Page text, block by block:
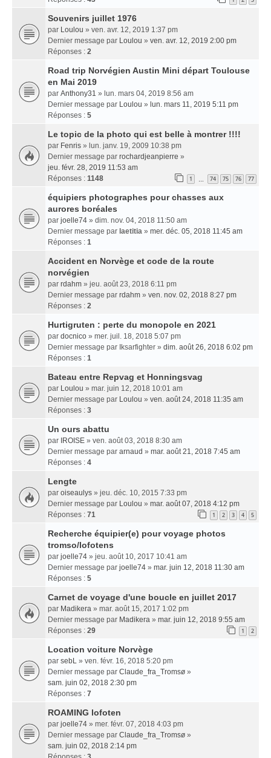
Souvenirs juillet 1976
par Loulou » ven. avr. 12, 2019 1:37 pm
Dernier message par Loulou » ven. avr. 12, 2019 2:00 pm
Réponses : 2
Road trip Norvégien Austin Mini départ Toulouse
en Mai 2019
par Anthony31 » lun. mars 04, 2019 8:56 am
Dernier message par Loulou » lun. mars 11, 2019 5:11 pm
Réponses : 5
Le topic de la photo qui est belle à montrer !!!!
par Fenris » lun. janv. 19, 2009 10:38 pm
Dernier message par rochardjeanpierre »
jeu. févr. 28, 2019 11:53 am
Réponses : 1148 1 … 74 75 76 77
équipiers photographes pour chasses aux
aurores boréales
par joelle74 » dim. nov. 04, 2018 11:50 am
Dernier message par laetitia » mer. déc. 05, 2018 11:45 am
Réponses : 1
Accident en Norvège et code de la route
norvégien
par rdahm » jeu. août 23, 2018 6:11 pm
Dernier message par rdahm » ven. nov. 02, 2018 8:27 pm
Réponses : 2
Hurtigruten : perte du monopole en 2021
par docnico » mer. juil. 18, 2018 5:07 pm
Dernier message par Iksarfighter » dim. août 26, 2018 6:02 pm
Réponses : 1
Bateau entre Repvag et Honningsvag
par Loulou » mar. juin 12, 2018 10:01 am
Dernier message par Loulou » ven. août 24, 2018 11:35 am
Réponses : 3
Un ours abattu
par IROISE » ven. août 03, 2018 8:30 am
Dernier message par arnaud » mar. août 21, 2018 7:45 am
Réponses : 4
Lengte
par oiseaulys » jeu. déc. 10, 2015 7:33 pm
Dernier message par Loulou » mar. août 07, 2018 4:12 pm
Réponses : 71 1 2 3 4 5
Recherche équipier(e) pour voyage photos
tromso/lofotens
par joelle74 » jeu. août 10, 2017 10:41 am
Dernier message par joelle74 » mar. juin 12, 2018 11:30 am
Réponses : 5
Carnet de voyage d'une boucle en juillet 2017
par Madikera » mar. août 15, 2017 1:02 pm
Dernier message par Madikera » mar. juin 12, 2018 9:55 am
Réponses : 29 1 2
Location voiture Norvège
par sebL » ven. févr. 16, 2018 5:20 pm
Dernier message par Claude_fra_Tromsø »
sam. juin 02, 2018 2:30 pm
Réponses : 7
ROAMING lofoten
par joelle74 » mer. févr. 07, 2018 4:03 pm
Dernier message par Claude_fra_Tromsø »
sam. juin 02, 2018 2:14 pm